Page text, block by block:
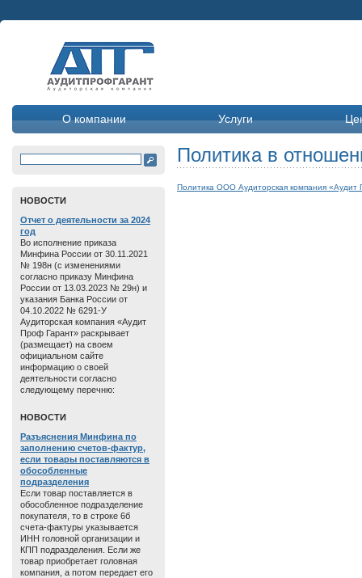
О компании Услуги
Политика в
Политика ООО Аудиторская компания
HОВОСТИ
Отчет о дeятельнoсти зa 2024
год
Во исполнение приказа
Минфина России от 30.11.2021
№ 198н (с изменениями
согласно приказу Минфина
России от 13.03.2023 № 29н) и
указания Банка России от
04.10.2022 № 6291-У
Аудиторская компания «Аудит
Проф Гарант» раскрывает
(размещает) на своем
официальном сайте
информацию о своей
деятельности согласно
следующему перечню:
HОВОСТИ
Разъяснения Минфина по
заполнению счетов-фактур,
если товары поставляются в
обособленные
подразделения
Если товар поставляется в
обособленное подразделение
покупателя, то в строке 6б
счета-фактуры указывается
ИНН головной организации и
КПП подразделения. Если же
товар приобретает головная
компания, а потом передает его